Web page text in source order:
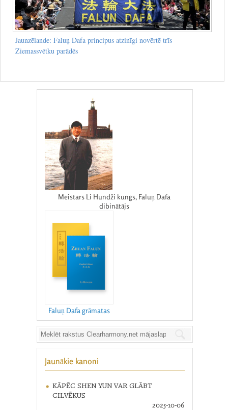
Jaunzēlande: Faluņ Dafa principus atzinīgi novērtē trīs
Ziemassvētku parādēs
Meistars Li Hundži kungs, Faluņ Dafa
dibinātājs
Faluņ Dafa grāmatas
Jaunākie kanoni
KĀPĒC SHEN YUN VAR GLĀBT
CILVĒKUS
2025-10-06